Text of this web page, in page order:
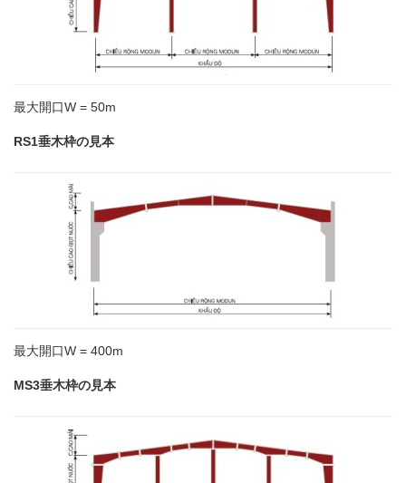
最大開口W = 50m
RS1垂木枠の見本
最大開口W = 400m
MS3垂木枠の見本